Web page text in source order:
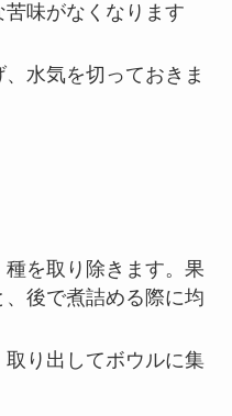
味がなくなります
水気を切っておきま
を取り除きます。果
後で煮詰める際に均
り出してボウルに集